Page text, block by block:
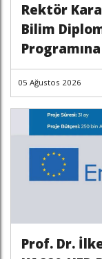
Rektör
Bilim
Programına
05 Ağustos 2026
Prof. Dr.